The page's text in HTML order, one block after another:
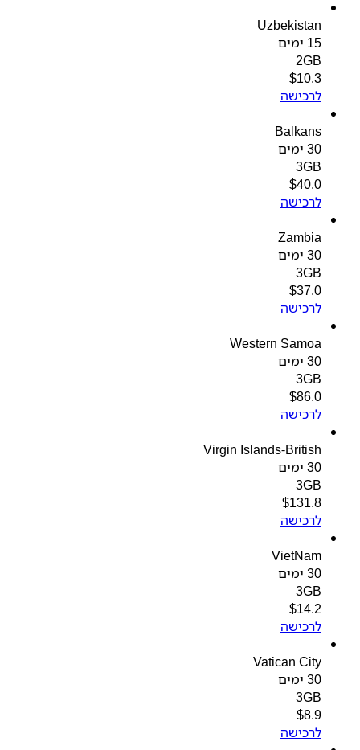
Uzbekistan
2GB
$10.3
לרכישה
Balkans
3GB
$40.0
לרכישה
Zambia
3GB
$37.0
לרכישה
Western Samoa
3GB
$86.0
לרכישה
Virgin Islands-British
3GB
$131.8
לרכישה
VietNam
3GB
$14.2
לרכישה
Vatican City
3GB
$
לרכישה